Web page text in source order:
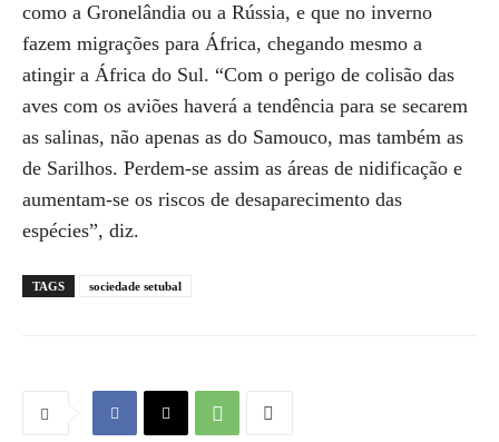
como a Gronelândia ou a Rússia, e que no inverno
fazem migrações para África, chegando mesmo a
atingir a África do Sul. “Com o perigo de colisão das
aves com os aviões haverá a tendência para se secarem
as salinas, não apenas as do Samouco, mas também as
de Sarilhos. Perdem-se assim as áreas de nidificação e
aumentam-se os riscos de desaparecimento das
espécies”, diz.
TAGS sociedade setubal